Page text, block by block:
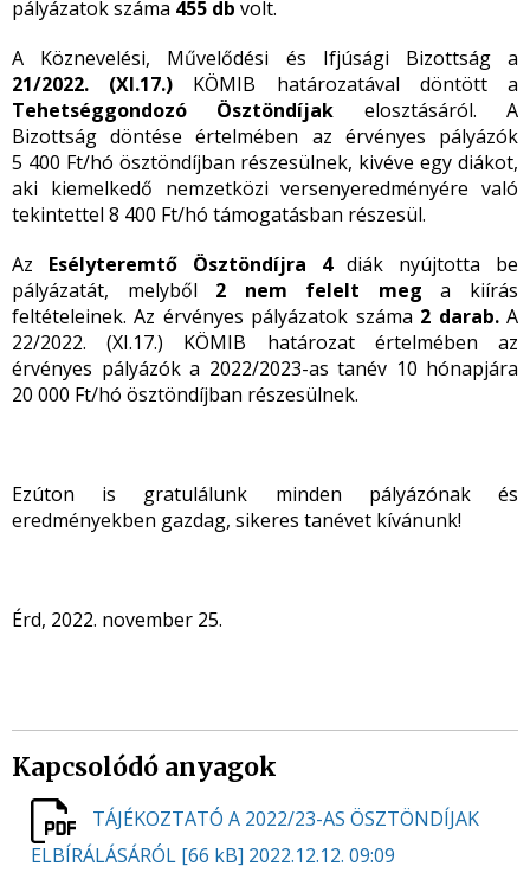
pályázatok száma 455 db volt.
A Köznevelési, Művelődési és Ifjúsági Bizottság a
21/2022. (XI.17.) KÖMIB határozatával döntött a
Tehetséggondozó Ösztöndíjak elosztásáról. A
Bizottság döntése értelmében az érvényes pályázók
5 400 Ft/hó ösztöndíjban részesülnek, kivéve egy diákot,
aki kiemelkedő nemzetközi versenyeredményére való
tekintettel 8 400 Ft/hó támogatásban részesül.
Az Esélyteremtő Ösztöndíjra 4diák nyújtotta be
pályázatát, melyből 2 nem felelt meg a kiírás
feltételeinek. Az érvényes pályázatok száma 2 darab.A
22/2022. (XI.17.) KÖMIB határozat értelmében az
érvényes pályázók a 2022/2023-as tanév 10 hónapjára
20 000 Ft/hó ösztöndíjban részesülnek.
Ezúton is gratulálunk minden pályázónak és
eredményekben gazdag, sikeres tanévet kívánunk!
Érd, 2022. november 25.
Kapcsolódó anyagok
TÁJÉKOZTATÓ A 2022/23-AS ÖSZTÖNDÍJAK
ELBÍRÁLÁSÁRÓL [66 kB] 2022.12.12. 09:09